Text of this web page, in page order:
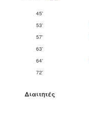
45'
53'
57'
63'
64'
72'
Διαιτητές